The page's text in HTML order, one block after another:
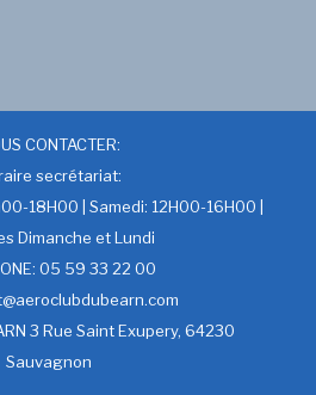
CONTACTER:
secrétariat:
18H00 | Samedi: 12H00-16H00 |
Dimanche et Lundi
05 59 33 22 00
3 Rue Saint Exupery, 64230
Sauvagnon